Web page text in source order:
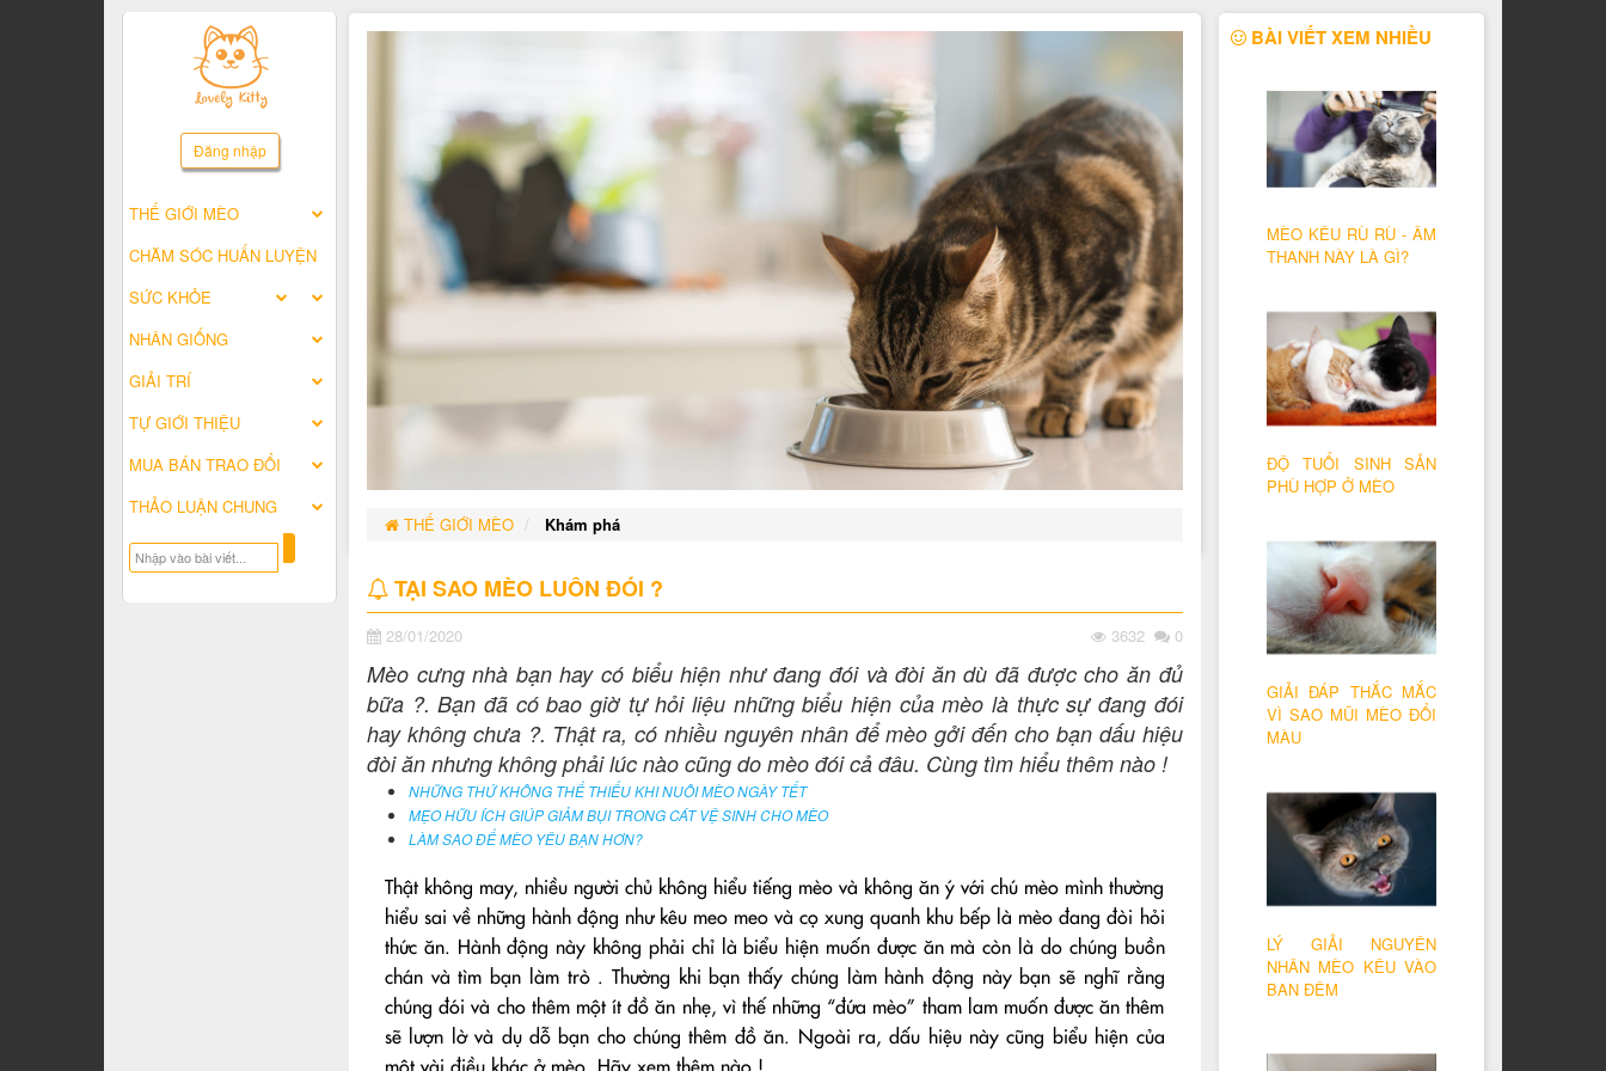
Đăng nhập
THẾ GIỚI MÈO
CHĂM SÓC HUẤN LUYỆN
SỨC KHỎE
NHÂN GIỐNG
GIẢI TRÍ
TỰ GIỚI THIỆU
MUA BÁN TRAO ĐỔI
THẢO LUẬN CHUNG
THẾ GIỚI MÈO Khám phá
TẠI SAO MÈO LUÔN ĐÓI ?
28/01/2020 3632 0
Mèo cưng nhà bạn hay có biểu hiện như đang đói và đòi ăn dù đã được cho ăn đủ
bữa ?. Bạn đã có bao giờ tự hỏi liệu những biểu hiện của mèo là thực sự đang đói
hay không chưa ?. Thật ra, có nhiều nguyên nhân để mèo gởi đến cho bạn dấu hiệu
đòi ăn nhưng không phải lúc nào cũng do mèo đói cả đâu. Cùng tìm hiểu thêm nào !
NHỮNG THỨ KHÔNG THỂ THIẾU KHI NUÔI MÈO NGÀY TẾT
MẸO HỮU ÍCH GIÚP GIẢM BỤI TRONG CÁT VỆ SINH CHO MÈO
LÀM SAO ĐỂ MÈO YÊU BẠN HƠN?
Thật không may, nhiều người chủ không hiểu tiếng mèo và không ăn ý với chú mèo mình thường
hiểu sai về những hành động như kêu meo meo và cọ xung quanh khu bếp là mèo đang đòi hỏi
thức ăn. Hành động này không phải chỉ là biểu hiện muốn được ăn mà còn là do chúng buồn
chán và tìm bạn làm trò . Thường khi bạn thấy chúng làm hành động này bạn sẽ nghĩ rằng
chúng đói và cho thêm một ít đồ ăn nhẹ, vì thế những “đứa mèo” tham lam muốn được ăn thêm
sẽ lượn lờ và dụ dỗ bạn cho chúng thêm đồ ăn. Ngoài ra, dấu hiệu này cũng biểu hiện của
BÀI VIẾT XEM NHIỀU
MÈO KÊU RÙ RÙ - ÂM
THANH NÀY LÀ GÌ?
ĐỘ TUỔI SINH SẢN
PHÙ HỢP Ở MÈO
GIẢI ĐÁP THẮC MẮC
VÌ SAO MŨI MÈO ĐỔI
MÀU
LÝ GIẢI NGUYÊN
NHÂN MÈO KÊU VÀO
BAN ĐÊM